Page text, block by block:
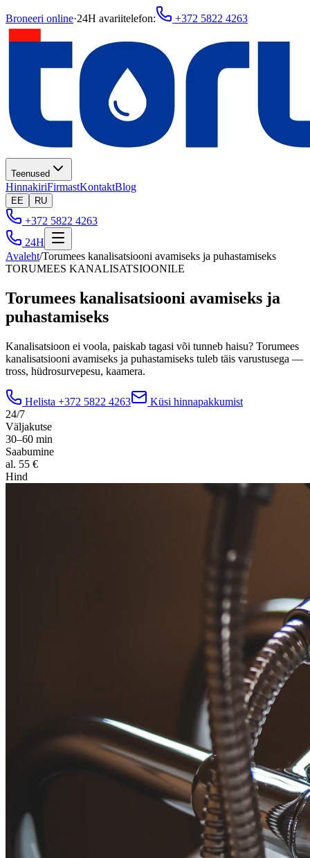
Broneeri online·24H avariitelefon: +372 5822 4263
Teenused
HinnakiriFirmastKontaktBlog
EE RU
+372 5822 4263
24H
Avaleht/Torumees kanalisatsiooni avamiseks ja puhastamiseks
TORUMEES KANALISATSIOONILE
Torumees kanalisatsiooni avamiseks ja
puhastamiseks
Kanalisatsioon ei voola, paiskab tagasi või tunneb haisu? Torumees
kanalisatsiooni avamiseks ja puhastamiseks tuleb täis varustusega —
tross, hüdrosurvepesu, kaamera.
Helista +372 5822 4263
Küsi hinnapakkumist
24/7
Väljakutse
30–60 min
Saabumine
al. 55 €
Hind